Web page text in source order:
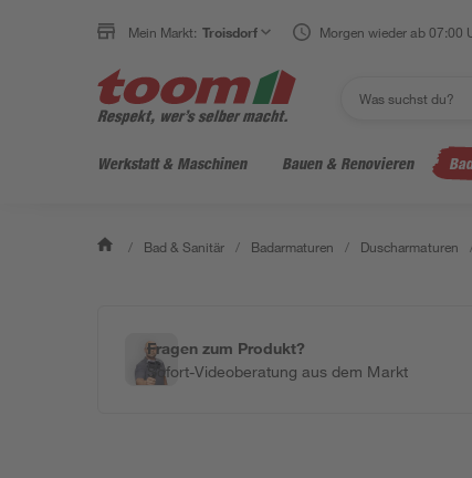
Mein Markt: Troisdorf Morgen wieder ab 07:00
Werkstatt & Maschinen Bauen & Renovieren
/ Bad & Sanitär / Badarmaturen / Duscharmaturen
Fragen zum Produkt?
Sofort-Videoberatung aus dem Markt